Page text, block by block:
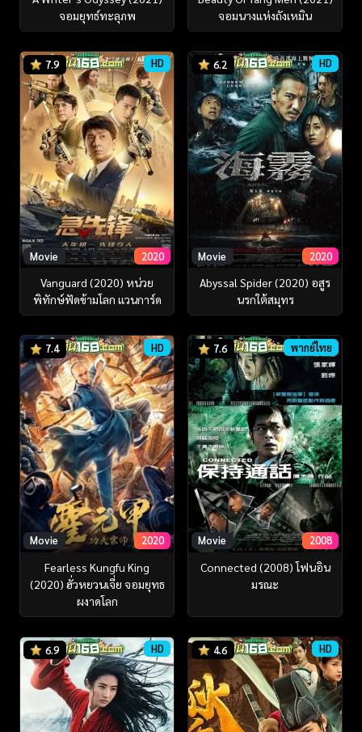
จอมยุทธ์ทะลุภพ
จอมนางแห่งถังเหมิน
7.9 HD
Movie 2020
Vanguard (2020) หน่วย
พิทักษ์ฟัดข้ามโลก แวนการ์ด
6.2 HD
Movie 2020
Abyssal Spider (2020) อสูร
นรกใต้สมุทร
7.4 HD
Movie 2020
Fearless Kungfu King
(2020) ฮั่วหยวนเจี่ย จอมยุทธ
ผงาดโลก
7.6 พากย์ไทย
Movie 2008
Connected (2008) โฟนอิน
มรณะ
6.9 HD 4.6 HD